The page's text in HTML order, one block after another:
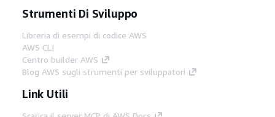
Strumenti Di Sviluppo
Libreria di esempi di codice AWS
AWS CLI
Centro builder AWS
Blog AWS sugli strumenti per sviluppatori
Link Utili